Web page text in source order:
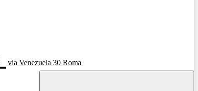
via Venezuela 30 Roma